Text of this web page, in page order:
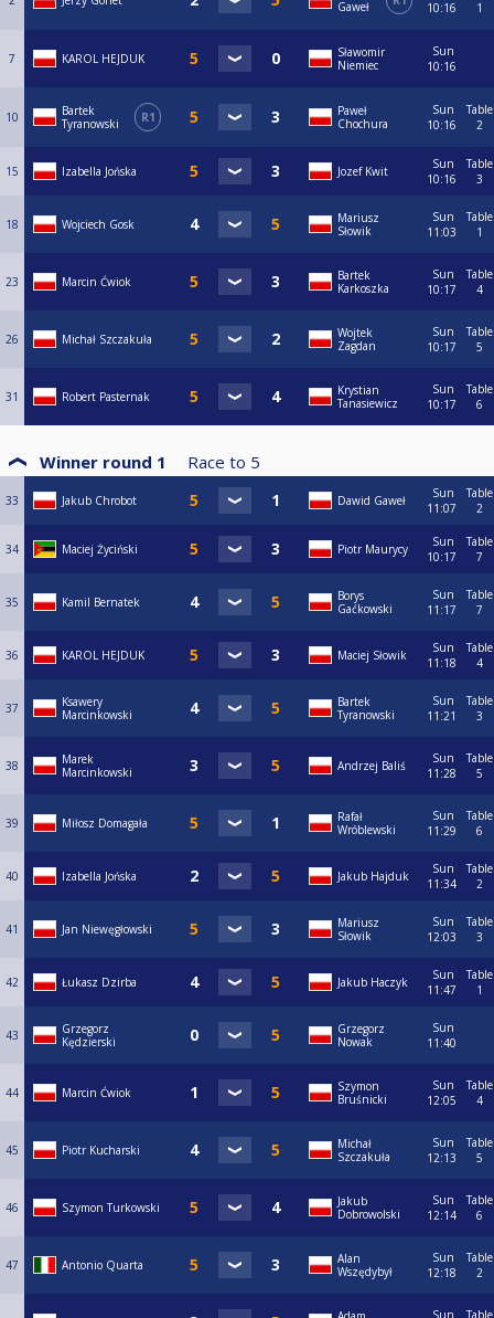
Gaweł
10:16
1
7 KAROL HEJDUK
Sławomir
Niemiec
Sun
10:16
10
Bartek
Tyranowski
R1
Paweł
Chochura
Sun
10:16
Table
2
15 Izabella Jońska Jozef Kwit
Sun
10:16
Table
3
18 Wojciech Gosk
Mariusz
Słowik
Sun
11:03
Table
1
23 Marcin Ćwiok
Bartek
Karkoszka
Sun
10:17
Table
4
26 Michał Szczakuła
Wojtek
Zagdan
Sun
10:17
Table
5
31 Robert Pasternak
Krystian
Tanasiewicz
Sun
10:17
Table
6
Winner round 1 Race to 5
33 Jakub Chrobot Dawid Gaweł
Sun
11:07
Table
2
34 Maciej Życiński Piotr Maurycy
Sun
10:17
Table
7
35 Kamil Bernatek
Borys
Gaćkowski
Sun
11:17
Table
7
36 KAROL HEJDUK Maciej Słowik
Sun
11:18
Table
4
37
Ksawery
Marcinkowski
Bartek
Tyranowski
Sun
11:21
Table
3
38
Marek
Marcinkowski
Andrzej Baliś
Sun
11:28
Table
5
39 Miłosz Domagała
Rafał
Wróblewski
Sun
11:29
Table
6
40 Izabella Jońska Jakub Hajduk
Sun
11:34
Table
2
41 Jan Niewęgłowski
Mariusz
Słowik
Sun
12:03
Table
3
42 Łukasz Dzirba Jakub Haczyk
Sun
11:47
Table
1
43
Grzegorz
Kędzierski
Grzegorz
Nowak
Sun
11:40
44 Marcin Ćwiok
Szymon
Bruśnicki
Sun
12:05
Table
4
45 Piotr Kucharski
Michał
Szczakuła
Sun
12:13
Table
5
46 Szymon Turkowski
Jakub
Dobrowolski
Sun
12:14
Table
6
47 Antonio Quarta
Alan
Wszędybył
Sun
12:18
Table
2